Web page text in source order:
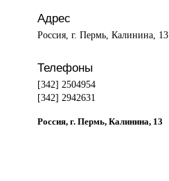
Адрес
Россия, г. Пермь, Калинина, 13
Телефоны
[342] 2504954
[342] 2942631
Россия, г. Пермь, Калинина, 13